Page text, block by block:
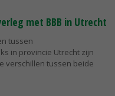
met BBB in Utrecht
tussen
in provincie Utrecht zijn
verschillen tussen beide